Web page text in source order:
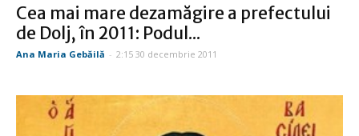
Cea mai mare dezamăgire a prefectului
de Dolj, în 2011: Podul...
Ana Maria Gebăilă - 2:15 30 decembrie 2011